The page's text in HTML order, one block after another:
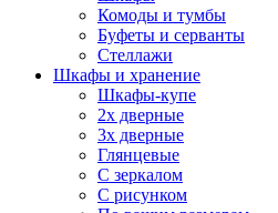
Комоды и тумбы
Буфеты и серванты
Стеллажи
Шкафы и хранение
Шкафы-купе
2х дверные
3х дверные
Глянцевые
С зеркалом
С рисунком